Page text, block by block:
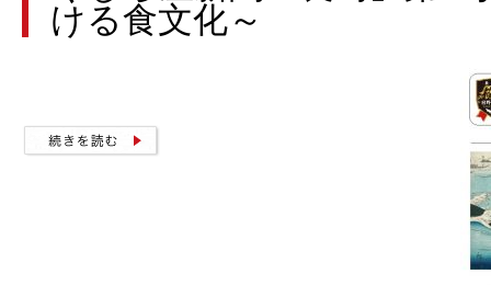
ける食文化～